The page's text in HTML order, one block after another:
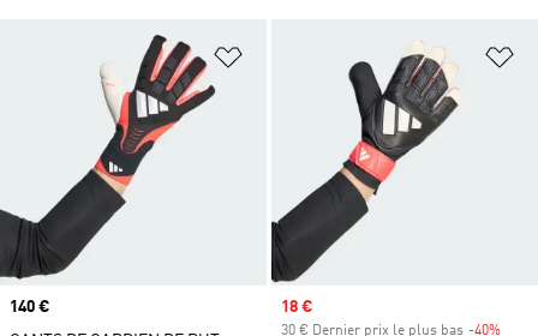
Ajouter à la Liste de produits
Prix
140 €
Prix soldé
18 €
30 € Dernier prix le plus bas -40%